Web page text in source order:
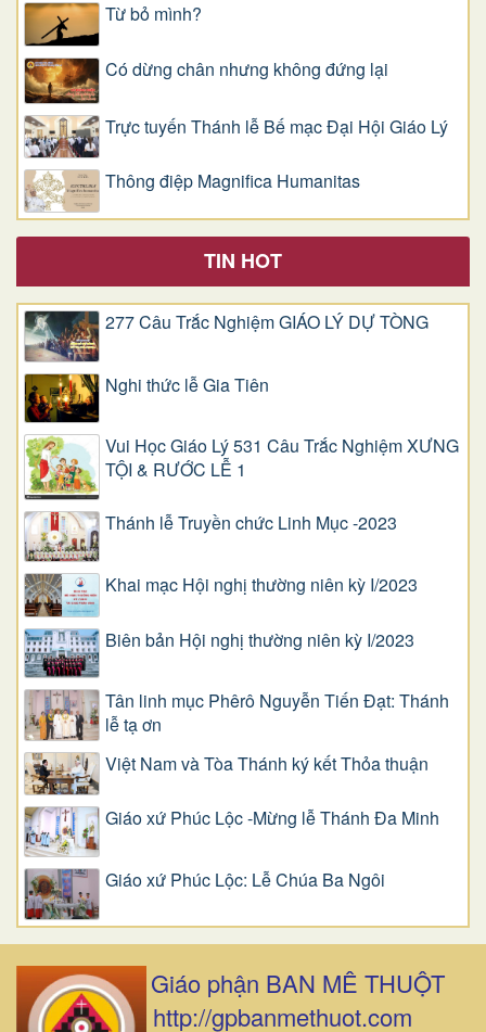
Từ bỏ mình?
Có dừng chân nhưng không đứng lại
Trực tuyến Thánh lễ Bế mạc Đại Hội Giáo Lý
Thông điệp Magnifica Humanitas
TIN HOT
277 Câu Trắc Nghiệm GIÁO LÝ DỰ TÒNG
Nghi thức lễ Gia Tiên
Vui Học Giáo Lý 531 Câu Trắc Nghiệm XƯNG
TỘI & RƯỚC LỄ 1
Thánh lễ Truyền chức Linh Mục -2023
Khai mạc Hội nghị thường niên kỳ I/2023
Biên bản Hội nghị thường niên kỳ I/2023
Tân linh mục Phêrô Nguyễn Tiến Đạt: Thánh
lễ tạ ơn
Việt Nam và Tòa Thánh ký kết Thỏa thuận
Giáo xứ Phúc Lộc -Mừng lễ Thánh Đa Minh
Giáo xứ Phúc Lộc: Lễ Chúa Ba Ngôi
Giáo phận BAN MÊ THUỘT
http://gpbanmethuot.com